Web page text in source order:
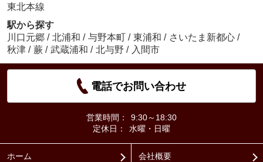
東北本線
駅から探す
川口元郷 / 北浦和 / 与野本町 / 東浦和 / さいたま新都心 /
秋津 / 蕨 / 武蔵浦和 / 北与野 / 入間市
電話でお問い合わせ
営業時間：
9:30～18:30
定休日：
水曜・日曜
ホーム 会社概要